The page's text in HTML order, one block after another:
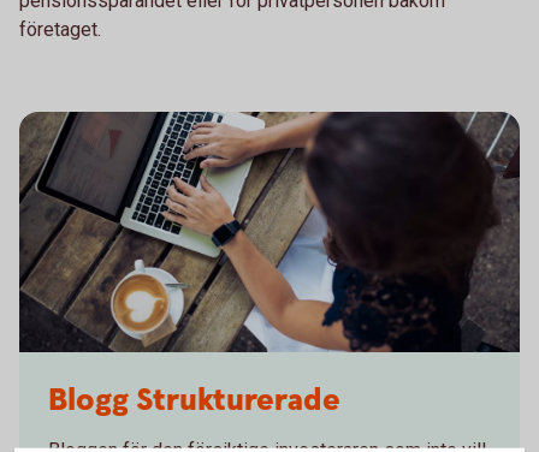
företaget.
Blogg Strukturerade